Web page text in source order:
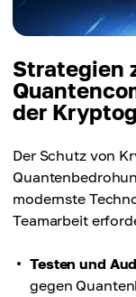
Strategien
der
Der Schutz von
modernste
Teamarbeit
Testen und
gegen